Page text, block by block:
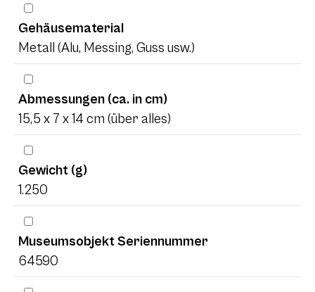
Gehäusematerial
Metall (Alu, Messing, Guss usw.)
Abmessungen (ca. in cm)
15,5 x 7 x 14 cm (über alles)
Gewicht (g)
1.250
Museumsobjekt Seriennummer
64590